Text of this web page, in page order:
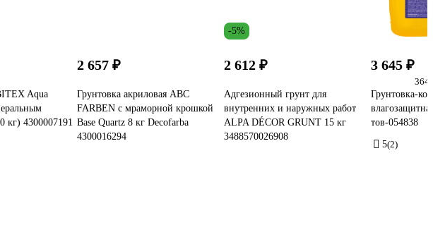
Aqua
кг) 4300007191
2 657 ₽
Грунтовка акриловая ABC
FARBEN с мраморной крошкой
Base Quartz 8 кг Decofarba
4300016294
-5%
2 612 ₽
Адгезионный грунт для
внутренних и наружных работ
ALPA DÉCOR GRUNT 15 кг
3488570026908
3 645 ₽
Грунтовка-
тов-054838
5(2)